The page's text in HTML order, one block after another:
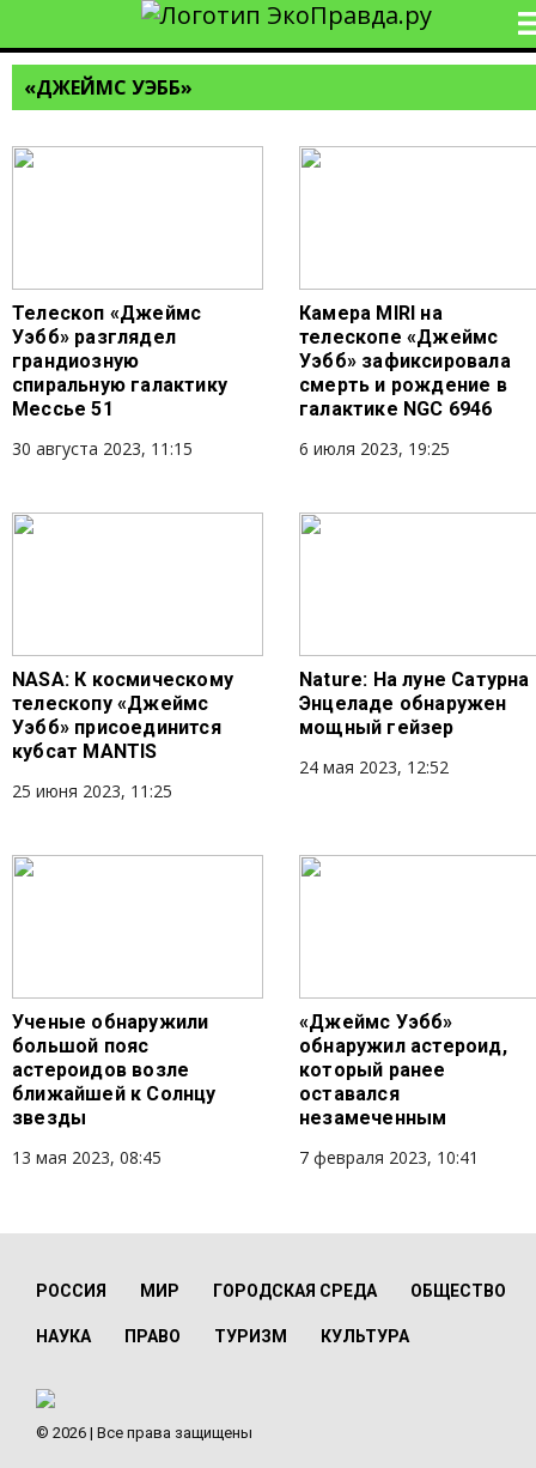
«ДЖЕЙМС УЭББ»
Телескоп «Джеймс
Уэбб» разглядел
грандиозную
спиральную галактику
Мессье 51
30 августа 2023, 11:15
Камера MIRI на
телескопе «Джеймс
Уэбб» зафиксировала
смерть и рождение в
галактике NGC 6946
6 июля 2023, 19:25
NASA: К космическому
телескопу «Джеймс
Уэбб» присоединится
кубсат MANTIS
25 июня 2023, 11:25
Nature: На луне Сатурна
Энцеладе обнаружен
мощный гейзер
24 мая 2023, 12:52
Ученые обнаружили
большой пояс
астероидов возле
ближайшей к Солнцу
звезды
13 мая 2023, 08:45
«Джеймс Уэбб»
обнаружил астероид,
который ранее
оставался
незамеченным
7 февраля 2023, 10:41
РОССИЯ МИР ГОРОДСКАЯ СРЕДА ОБЩЕСТВО
НАУКА ПРАВО ТУРИЗМ КУЛЬТУРА
© 2026 | Все права защищены